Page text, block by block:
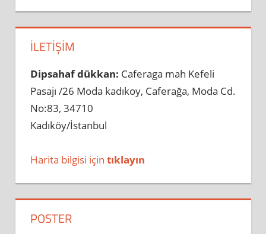
İLETIŞIM
Dipsahaf dükkan: Caferaga mah Kefeli
Pasajı /26 Moda kadıkoy, Caferağa, Moda Cd.
No:83, 34710
Kadıköy/İstanbul
Harita bilgisi için tıklayın
POSTER